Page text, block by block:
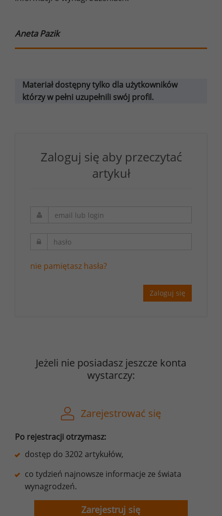
Aneta Pazik
Materiał dostępny tylko dla użytkowników
którzy w pełni uzupełnili swój profil.
Zaloguj się aby przeczytać
artykuł
nie pamiętasz hasła?
Zaloguj się
Jeżeli nie posiadasz jeszcze konta
wystarczy:
Zarejestrować się
Po rejestracji otrzymasz:
dostęp do 3202 artykułów,
co tydzień najnowsze informacje ze świata
wynagrodzeń.
Zarejestruj się